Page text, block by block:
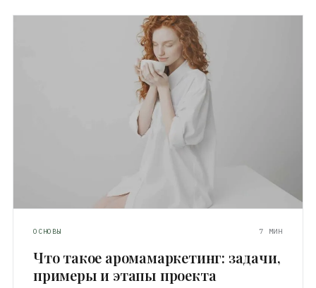
ОСНОВЫ 7 МИН
Что такое аромамаркетинг: задачи,
примеры и этапы проекта